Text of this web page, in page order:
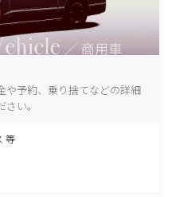
や予約、乗り捨てなどの詳細
い。
等